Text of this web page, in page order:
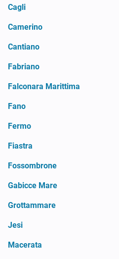
Cagli
Camerino
Cantiano
Fabriano
Falconara Marittima
Fano
Fermo
Fiastra
Fossombrone
Gabicce Mare
Grottammare
Jesi
Macerata